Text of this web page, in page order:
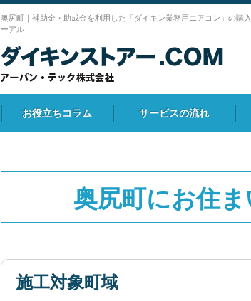
奥尻町｜補助金・助成金を利用した「ダイキン業務用エアコン」の購
ーアル
お役立ちコラム サービスの流れ
奥尻町にお住
施工対象町域